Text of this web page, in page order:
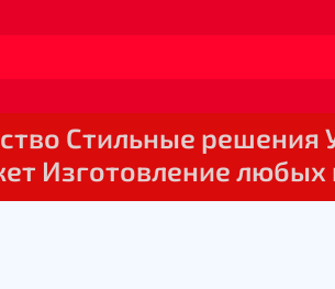
Стильные
Изготовление любых